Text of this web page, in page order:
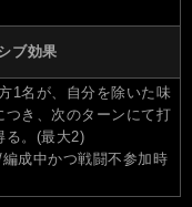
ブ効果
1名が、自分を除いた味
き、次のターンにて打
る。(最大2)
成中かつ戦闘不参加時